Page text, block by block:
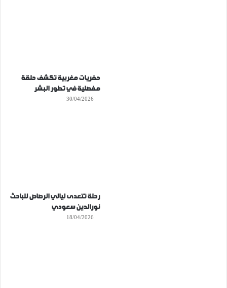
حفريات مغربية تكشف حلقة
مفصلية في تطور البشر
30/04/2026
رحلة تتعدى ليالي الرصاص للباحث
نورالدين سعودي
18/04/2026